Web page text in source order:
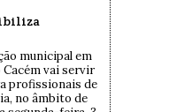
municipal em
vai servir
profissionais de
no âmbito de